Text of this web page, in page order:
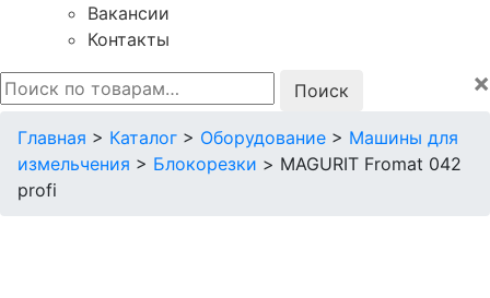
Вакансии
Контакты
Искать:
×
Главная > Каталог > Оборудование > Машины для
измельчения > Блокорезки > MAGURIT Fromat 042
profi